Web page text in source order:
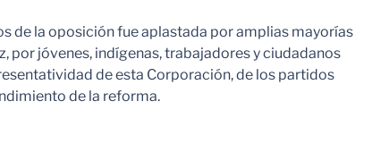
de la oposición fue aplastada por amplias mayorías
por jóvenes, indígenas, trabajadores y ciudadanos
de esta Corporación, de los partidos
de la reforma.